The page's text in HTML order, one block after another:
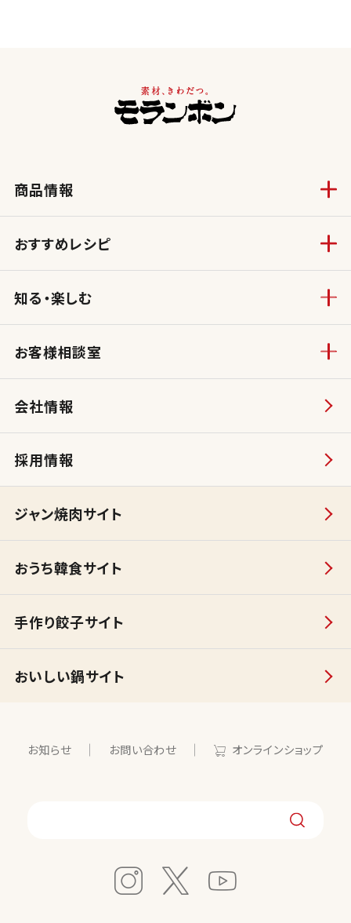
商品情報
おすすめレシピ
知る・楽しむ
お客様相談室
会社情報
採用情報
ジャン焼肉サイト
おうち韓食サイト
手作り餃子サイト
おいしい鍋サイト
お知らせ お問い合わせ オンラインショップ